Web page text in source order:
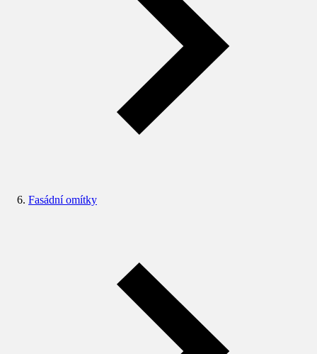
Fasádní omítky